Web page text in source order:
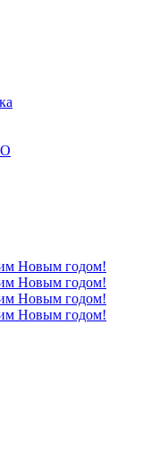
Новым годом!
Новым годом!
Новым годом!
Новым годом!